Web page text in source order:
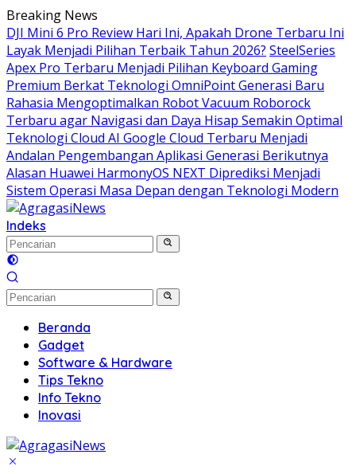
Langsung
ke
konten
Breaking News
DJI Mini 6 Pro Review Hari Ini, Apakah Drone Terbaru Ini
Layak Menjadi Pilihan Terbaik Tahun 2026? SteelSeries
Apex Pro Terbaru Menjadi Pilihan Keyboard Gaming
Premium Berkat Teknologi OmniPoint Generasi Baru
Rahasia Mengoptimalkan Robot Vacuum Roborock
Terbaru agar Navigasi dan Daya Hisap Semakin Optimal
Teknologi Cloud AI Google Cloud Terbaru Menjadi
Andalan Pengembangan Aplikasi Generasi Berikutnya
Alasan Huawei HarmonyOS NEXT Diprediksi Menjadi
Sistem Operasi Masa Depan dengan Teknologi Modern
Indeks
Beranda
Gadget
Software & Hardware
Tips Tekno
Info Tekno
Inovasi